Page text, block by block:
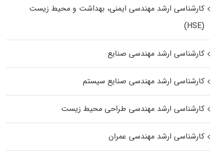
کارشناسی ارشد مهندسی ایمنی، بهداشت و محیط زیست
(HSE)
کارشناسی ارشد مهندسی صنایع
کارشناسی ارشد مهندسی صنایع سیستم
کارشناسی ارشد مهندسی طراحی محیط زیست
کارشناسی ارشد مهندسی عمران